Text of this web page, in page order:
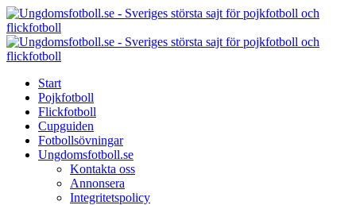
Menu
Search
Menu
Start
Pojkfotboll
Flickfotboll
Cupguiden
Fotbollsövningar
Ungdomsfotboll.se
Kontakta oss
Annonsera
Integritetspolicy